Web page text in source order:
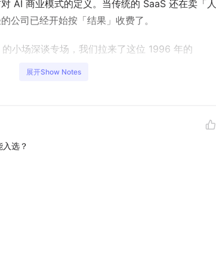
AI 商业模式的定义。当传统的 SaaS 还在卖「人
公司已经开始按「结果」收费了。
小场深谈专场，我们拉来了这位 1996 年的
变现，这场对话绝对能刷新你的认知。
展开Show Notes
选？